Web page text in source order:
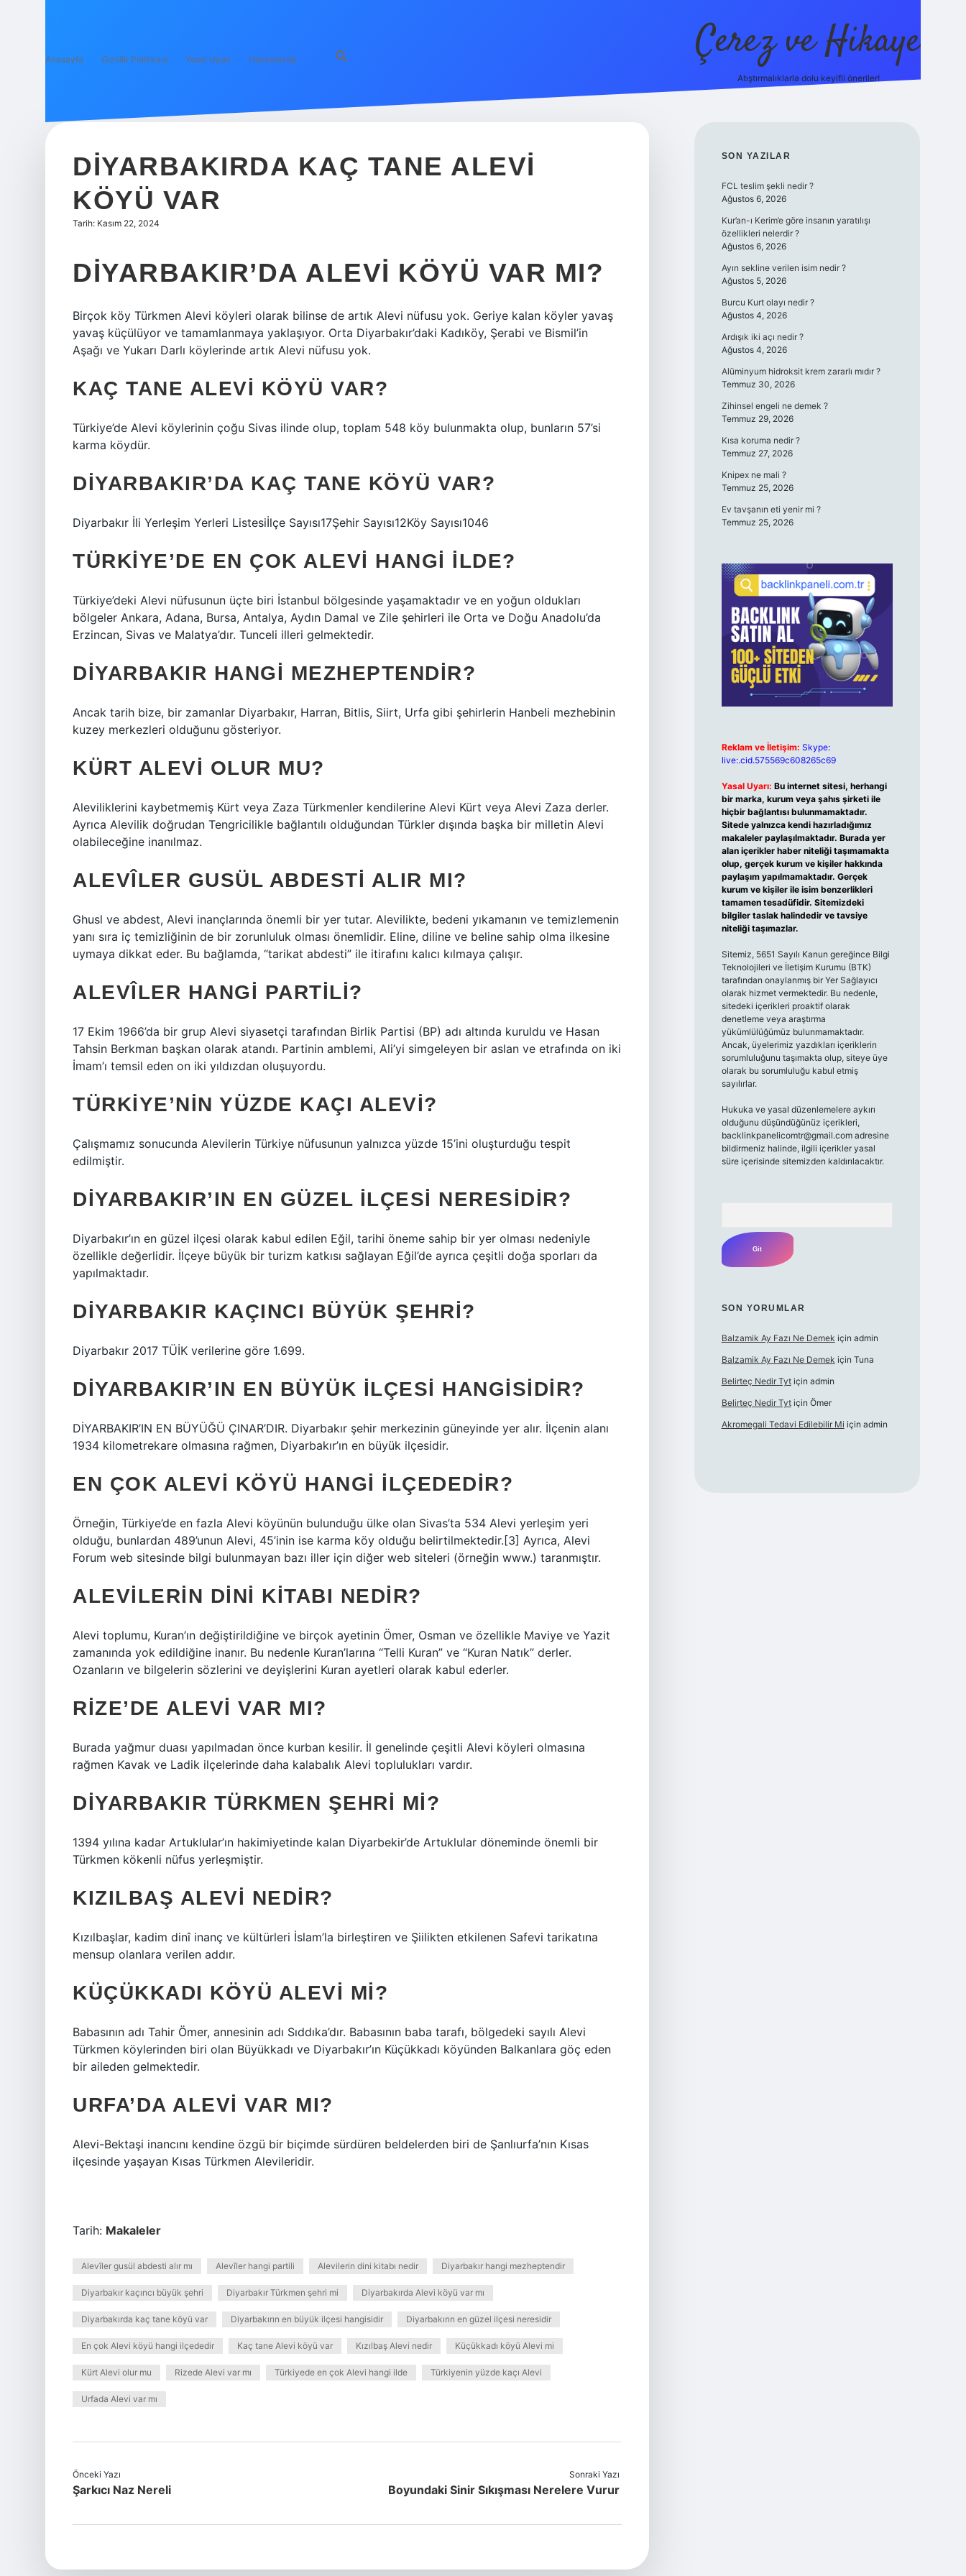
Anasayfa Gizlilik Politikası Yasal Uyarı Hakkımızda Çerez ve Hikaye
Atıştırmalıklarla dolu keyifli öneriler!
DIYARBAKIRDA KAÇ TANE ALEVI
KÖYÜ VAR
Tarih: Kasım 22, 2024
DIYARBAKIR’DA ALEVI KÖYÜ VAR MI?
Birçok köy Türkmen Alevi köyleri olarak bilinse de artık Alevi nüfusu yok. Geriye kalan köyler yavaş
yavaş küçülüyor ve tamamlanmaya yaklaşıyor. Orta Diyarbakır’daki Kadıköy, Şerabi ve Bismil’in
Aşağı ve Yukarı Darlı köylerinde artık Alevi nüfusu yok.
KAÇ TANE ALEVI KÖYÜ VAR?
Türkiye’de Alevi köylerinin çoğu Sivas ilinde olup, toplam 548 köy bulunmakta olup, bunların 57’si
karma köydür.
DIYARBAKIR’DA KAÇ TANE KÖYÜ VAR?
Diyarbakır İli Yerleşim Yerleri Listesiİlçe Sayısı17Şehir Sayısı12Köy Sayısı1046
TÜRKIYE’DE EN ÇOK ALEVI HANGI ILDE?
Türkiye’deki Alevi nüfusunun üçte biri İstanbul bölgesinde yaşamaktadır ve en yoğun oldukları
bölgeler Ankara, Adana, Bursa, Antalya, Aydın Damal ve Zile şehirleri ile Orta ve Doğu Anadolu’da
Erzincan, Sivas ve Malatya’dır. Tunceli illeri gelmektedir.
DIYARBAKIR HANGI MEZHEPTENDIR?
Ancak tarih bize, bir zamanlar Diyarbakır, Harran, Bitlis, Siirt, Urfa gibi şehirlerin Hanbeli mezhebinin
kuzey merkezleri olduğunu gösteriyor.
KÜRT ALEVI OLUR MU?
Aleviliklerini kaybetmemiş Kürt veya Zaza Türkmenler kendilerine Alevi Kürt veya Alevi Zaza derler.
Ayrıca Alevilik doğrudan Tengricilikle bağlantılı olduğundan Türkler dışında başka bir milletin Alevi
olabileceğine inanılmaz.
ALEVÎLER GUSÜL ABDESTI ALIR MI?
Ghusl ve abdest, Alevi inançlarında önemli bir yer tutar. Alevilikte, bedeni yıkamanın ve temizlemenin
yanı sıra iç temizliğinin de bir zorunluluk olması önemlidir. Eline, diline ve beline sahip olma ilkesine
uymaya dikkat eder. Bu bağlamda, “tarikat abdesti” ile itirafını kalıcı kılmaya çalışır.
ALEVÎLER HANGI PARTILI?
17 Ekim 1966’da bir grup Alevi siyasetçi tarafından Birlik Partisi (BP) adı altında kuruldu ve Hasan
Tahsin Berkman başkan olarak atandı. Partinin amblemi, Ali’yi simgeleyen bir aslan ve etrafında on iki
İmam’ı temsil eden on iki yıldızdan oluşuyordu.
TÜRKIYE’NIN YÜZDE KAÇI ALEVI?
Çalışmamız sonucunda Alevilerin Türkiye nüfusunun yalnızca yüzde 15’ini oluşturduğu tespit
edilmiştir.
DIYARBAKIR’IN EN GÜZEL ILÇESI NERESIDIR?
Diyarbakır’ın en güzel ilçesi olarak kabul edilen Eğil, tarihi öneme sahip bir yer olması nedeniyle
özellikle değerlidir. İlçeye büyük bir turizm katkısı sağlayan Eğil’de ayrıca çeşitli doğa sporları da
yapılmaktadır.
DIYARBAKIR KAÇINCI BÜYÜK ŞEHRI?
Diyarbakır 2017 TÜİK verilerine göre 1.699.
DIYARBAKIR’IN EN BÜYÜK ILÇESI HANGISIDIR?
DİYARBAKIR’IN EN BÜYÜĞÜ ÇINAR’DIR. Diyarbakır şehir merkezinin güneyinde yer alır. İlçenin alanı
1934 kilometrekare olmasına rağmen, Diyarbakır’ın en büyük ilçesidir.
EN ÇOK ALEVI KÖYÜ HANGI ILÇEDEDIR?
Örneğin, Türkiye’de en fazla Alevi köyünün bulunduğu ülke olan Sivas’ta 534 Alevi yerleşim yeri
olduğu, bunlardan 489’unun Alevi, 45’inin ise karma köy olduğu belirtilmektedir.[3] Ayrıca, Alevi
Forum web sitesinde bilgi bulunmayan bazı iller için diğer web siteleri (örneğin www.) taranmıştır.
ALEVILERIN DINI KITABI NEDIR?
Alevi toplumu, Kuran’ın değiştirildiğine ve birçok ayetinin Ömer, Osman ve özellikle Maviye ve Yazit
zamanında yok edildiğine inanır. Bu nedenle Kuran’larına “Telli Kuran” ve “Kuran Natık” derler.
Ozanların ve bilgelerin sözlerini ve deyişlerini Kuran ayetleri olarak kabul ederler.
RIZE’DE ALEVI VAR MI?
Burada yağmur duası yapılmadan önce kurban kesilir. İl genelinde çeşitli Alevi köyleri olmasına
rağmen Kavak ve Ladik ilçelerinde daha kalabalık Alevi toplulukları vardır.
DIYARBAKIR TÜRKMEN ŞEHRI MI?
1394 yılına kadar Artuklular’ın hakimiyetinde kalan Diyarbekir’de Artuklular döneminde önemli bir
Türkmen kökenli nüfus yerleşmiştir.
KIZILBAŞ ALEVI NEDIR?
Kızılbaşlar, kadim dinî inanç ve kültürleri İslam’la birleştiren ve Şiilikten etkilenen Safevi tarikatına
mensup olanlara verilen addır.
KÜÇÜKKADI KÖYÜ ALEVI MI?
Babasının adı Tahir Ömer, annesinin adı Sıddıka’dır. Babasının baba tarafı, bölgedeki sayılı Alevi
Türkmen köylerinden biri olan Büyükkadı ve Diyarbakır’ın Küçükkadı köyünden Balkanlara göç eden
bir aileden gelmektedir.
URFA’DA ALEVI VAR MI?
Alevi-Bektaşi inancını kendine özgü bir biçimde sürdüren beldelerden biri de Şanlıurfa’nın Kısas
ilçesinde yaşayan Kısas Türkmen Alevileridir.
Tarih: Makaleler
Alevîler gusül abdesti alır mı Alevîler hangi partili Alevilerin dini kitabı nedir Diyarbakır hangi mezheptendir
Diyarbakır kaçıncı büyük şehri Diyarbakır Türkmen şehri mi Diyarbakırda Alevi köyü var mı
Diyarbakırda kaç tane köyü var Diyarbakırın en büyük ilçesi hangisidir Diyarbakırın en güzel ilçesi neresidir
En çok Alevi köyü hangi ilçededir Kaç tane Alevi köyü var Kızılbaş Alevi nedir Küçükkadı köyü Alevi mi
Kürt Alevi olur mu Rizede Alevi var mı Türkiyede en çok Alevi hangi ilde Türkiyenin yüzde kaçı Alevi
Urfada Alevi var mı
Önceki Yazı
Şarkıcı Naz Nereli
Sonraki Yazı
Boyundaki Sinir Sıkışması Nerelere Vurur
SIDEBAR
SON YAZILAR
FCL teslim şekli nedir ?
Ağustos 6, 2026
Kur’an-ı Kerim’e göre insanın yaratılışı
özellikleri nelerdir ?
Ağustos 6, 2026
Ayın sekline verilen isim nedir ?
Ağustos 5, 2026
Burcu Kurt olayı nedir ?
Ağustos 4, 2026
Ardışık iki açı nedir ?
Ağustos 4, 2026
Alüminyum hidroksit krem zararlı mıdır ?
Temmuz 30, 2026
Zihinsel engeli ne demek ?
Temmuz 29, 2026
Kısa koruma nedir ?
Temmuz 27, 2026
Knipex ne mali ?
Temmuz 25, 2026
Ev tavşanın eti yenir mi ?
Temmuz 25, 2026
Reklam ve İletişim: Skype:
live:.cid.575569c608265c69
Yasal Uyarı: Bu internet sitesi, herhangi
bir marka, kurum veya şahıs şirketi ile
hiçbir bağlantısı bulunmamaktadır.
Sitede yalnızca kendi hazırladığımız
makaleler paylaşılmaktadır. Burada yer
alan içerikler haber niteliği taşımamakta
olup, gerçek kurum ve kişiler hakkında
paylaşım yapılmamaktadır. Gerçek
kurum ve kişiler ile isim benzerlikleri
tamamen tesadüfidir. Sitemizdeki
bilgiler taslak halindedir ve tavsiye
niteliği taşımazlar.
Sitemiz, 5651 Sayılı Kanun gereğince Bilgi
Teknolojileri ve İletişim Kurumu (BTK)
tarafından onaylanmış bir Yer Sağlayıcı
olarak hizmet vermektedir. Bu nedenle,
sitedeki içerikleri proaktif olarak
denetleme veya araştırma
yükümlülüğümüz bulunmamaktadır.
Ancak, üyelerimiz yazdıkları içeriklerin
sorumluluğunu taşımakta olup, siteye üye
olarak bu sorumluluğu kabul etmiş
sayılırlar.
Hukuka ve yasal düzenlemelere aykırı
olduğunu düşündüğünüz içerikleri,
backlinkpanelicomtr@gmail.comadresine
bildirmeniz halinde, ilgili içerikler yasal
süre içerisinde sitemizden kaldırılacaktır.
SON YORUMLAR
Balzamik Ay Fazı Ne Demek için admin
Balzamik Ay Fazı Ne Demek için Tuna
Belirteç Nedir Tytiçin admin
Belirteç Nedir Tytiçin Ömer
Akromegali Tedavi Edilebilir Mi için admin